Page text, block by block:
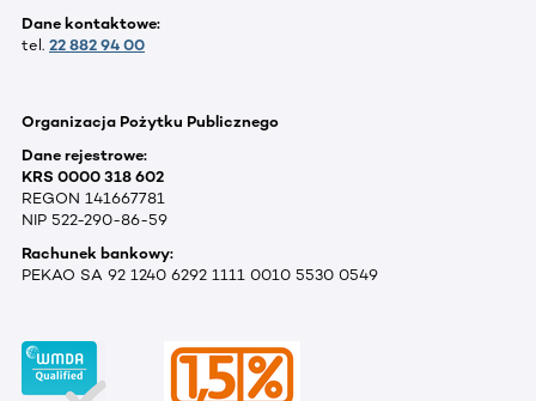
Dane kontaktowe:
tel. 22 882 94 00
Organizacja Pożytku Publicznego
Dane rejestrowe:
KRS 0000 318 602
REGON 141667781
NIP 522-290-86-59
Rachunek bankowy:
PEKAO SA 92 1240 6292 1111 0010 5530 0549